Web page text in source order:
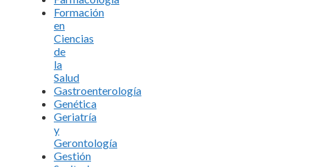
Formación
en
Ciencias
de
la
Salud
Gastroenterología
Genética
Geriatría
y
Gerontología
Gestión